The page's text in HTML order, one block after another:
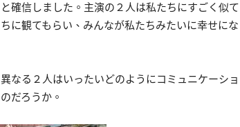
確信しました。主演の２人は私たちにすごく似て
に観てもらい、みんなが私たちみたいに幸せにな
なる２人はいったいどのようにコミュニケーショ
だろうか。